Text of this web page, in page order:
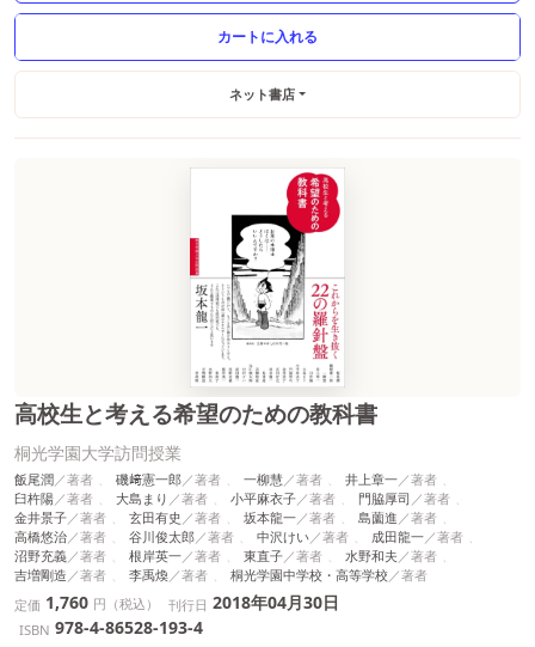
ネット書店
高校生と考える希望のための教科書
桐光学園大学訪問授業
飯尾潤 磯﨑憲一郎 一柳慧
井上章一
臼杵陽
大島まり 小平麻衣子
門脇厚司
金井景子
玄田有史 坂本龍一
島薗進
高橋悠治
谷川俊太郎 中沢けい
成田龍一
沼野充義
根岸英一 東直子
水野和夫
吉増剛造
李禹煥
桐光学園中学校・高等学校
定価 1,760 円（税込） 刊行日 2018年04月30日
ISBN 978-4-86528-193-4